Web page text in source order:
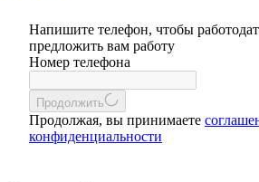
Напишите телефон, чтобы
предложить вам работу
Номер телефона
Продолжить
Продолжая, вы принимаете
конфиденциальности